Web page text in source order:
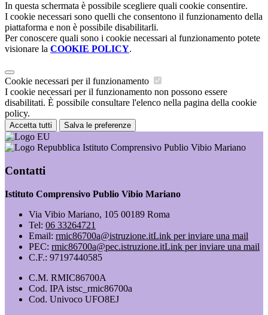
In questa schermata è possibile scegliere quali cookie consentire.
I cookie necessari sono quelli che consentono il funzionamento della
piattaforma e non è possibile disabilitarli.
Per conoscere quali sono i cookie necessari al funzionamento potete
visionare la COOKIE POLICY.
Cookie necessari per il funzionamento
I cookie necessari per il funzionamento non possono essere
disabilitati. È possibile consultare l'elenco nella pagina della cookie
policy.
Accetta tutti Salva le preferenze
Istituto Comprensivo Publio Vibio Mariano
Contatti
Istituto Comprensivo Publio Vibio Mariano
Via Vibio Mariano, 105 00189 Roma
Tel: 06 33264721
Email: rmic86700a@istruzione.itLink per inviare una mail
PEC: rmic86700a@pec.istruzione.itLink per inviare una mail
C.F.: 97197440585
C.M. RMIC86700A
Cod. IPA istsc_rmic86700a
Cod. Univoco UFO8EJ